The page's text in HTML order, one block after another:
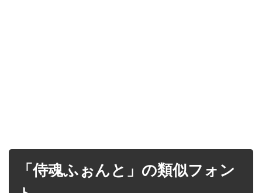
「侍魂ふぉんと」の類似フォン